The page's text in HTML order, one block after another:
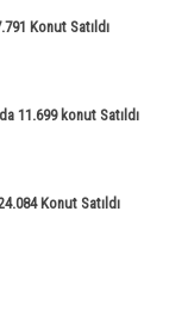
Konut Satıldı
11.699 konut Satıldı
Konut Satıldı